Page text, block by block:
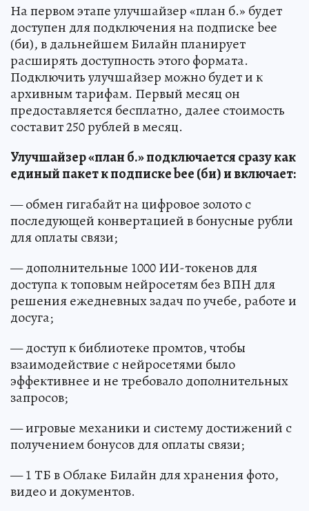
На первом этапе улучшайзер «план б.» будет
доступен для подключения на подписке bee
(би), в дальнейшем Билайн планирует
расширять доступность этого формата.
Подключить улучшайзер можно будет и к
архивным тарифам. Первый месяц он
предоставляется бесплатно, далее стоимость
составит 250 рублей в месяц.
Улучшайзер «план б.» подключается сразу как
единый пакет к подписке bee (би) и включает:
— обмен гигабайт на цифровое золото с
последующей конвертацией в бонусные рубли
для оплаты связи;
— дополнительные 1000 ИИ-токенов для
доступа к топовым нейросетям без ВПН для
решения ежедневных задач по учебе, работе и
досуга;
— доступ к библиотеке промтов, чтобы
взаимодействие с нейросетями было
эффективнее и не требовало дополнительных
запросов;
— игровые механики и систему достижений с
получением бонусов для оплаты связи;
— 1 ТБ в Облаке Билайн для хранения фото,
видео и документов.